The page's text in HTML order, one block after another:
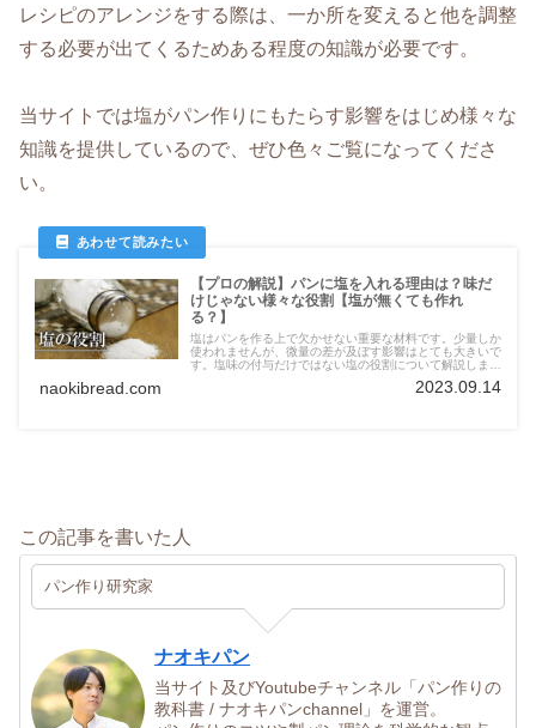
レシピのアレンジをする際は、一か所を変えると他を調整
する必要が出てくるためある程度の知識が必要です。
当サイトでは塩がパン作りにもたらす影響をはじめ様々な
知識を提供しているので、ぜひ色々ご覧になってくださ
い。
【プロの解説】パンに塩を入れる理由は？味だ
けじゃない様々な役割【塩が無くても作れ
る？】
塩はパンを作る上で欠かせない重要な材料です。少量しか
使われませんが、微量の差が及ぼす影響はとても大きいで
す。塩味の付与だけではない塩の役割について解説しま
naokibread.com 2023.09.14
この記事を書いた人
パン作り研究家
ナオキパン
当サイト及びYoutubeチャンネル「パン作りの
教科書 / ナオキパンchannel」を運営。